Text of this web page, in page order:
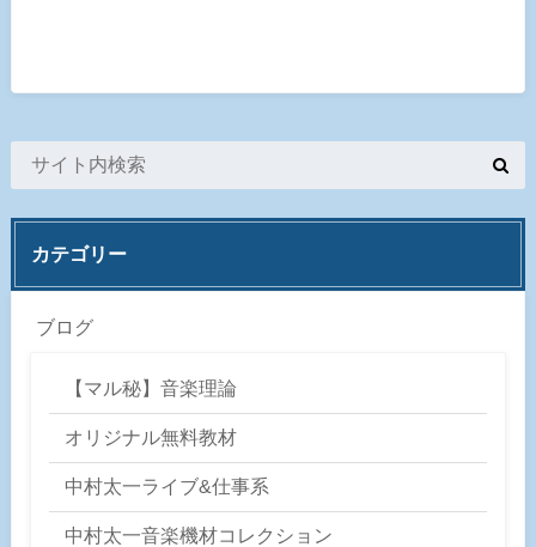
カテゴリー
ブログ
【マル秘】音楽理論
オリジナル無料教材
中村太一ライブ&仕事系
中村太一音楽機材コレクション